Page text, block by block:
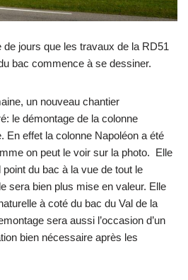
de jours que les travaux de la RD51
bac commence à se dessiner.
un nouveau chantier
le démontage de la colonne
En effet la colonne Napoléon a été
on peut le voir sur la photo. Elle
du bac à la vue de tout le
sera bien plus mise en valeur. Elle
à coté du bac du Val de la
sera aussi l’occasion d’un
bien nécessaire après les